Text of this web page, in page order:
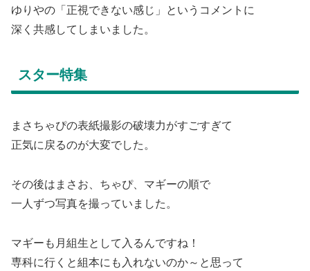
ゆりやの「正視できない感じ」というコメントに
深く共感してしまいました。
スター特集
まさちゃぴの表紙撮影の破壊力がすごすぎて
正気に戻るのが大変でした。
その後はまさお、ちゃぴ、マギーの順で
一人ずつ写真を撮っていました。
マギーも月組生として入るんですね！
専科に行くと組本にも入れないのか～と思って